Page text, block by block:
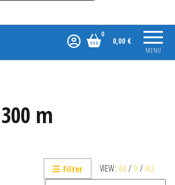
MENU
0
0,00 €
m
VIEW: 64 / 9 / ALL
Filter